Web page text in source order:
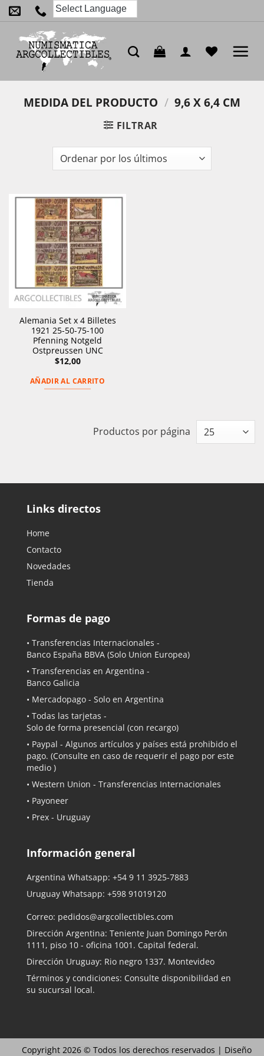
Saltar
al
contenido
MEDIDA DEL PRODUCTO / 9,6 X 6,4 CM
FILTRAR
Alemania Set x 4 Billetes
1921 25-50-75-100
Pfenning Notgeld
Ostpreussen UNC
$12,00
AÑADIR AL CARRITO
Productos por página
Links directos
Home
Contacto
Novedades
Tienda
Formas de pago
• Transferencias Internacionales -
Banco España BBVA (Solo Union Europea)
• Transferencias en Argentina -
Banco Galicia
• Mercadopago - Solo en Argentina
• Todas las tarjetas -
Solo de forma presencial (con recargo)
• Paypal - Algunos artículos y países está prohibido el
pago. (Consulte en caso de requerir el pago por este
medio )
• Western Union - Transferencias Internacionales
• Payoneer
• Prex - Uruguay
Información general
Argentina Whatsapp: +54 9 11 3925-7883
Uruguay Whatsapp: +598 91019120
Correo: pedidos@argcollectibles.com
Dirección Argentina: Teniente Juan Domingo Perón
1111, piso 10 - oficina 1001. Capital federal.
Dirección Uruguay: Rio negro 1337. Montevideo
Términos y condiciones: Consulte disponibilidad en
su sucursal local.
Copyright 2026 © Todos los derechos reservados | Diseño